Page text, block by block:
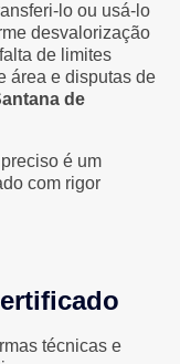
lo ou usá-lo
desvalorização
de limites
área e disputas de
de
é um
com rigor
técnicas e